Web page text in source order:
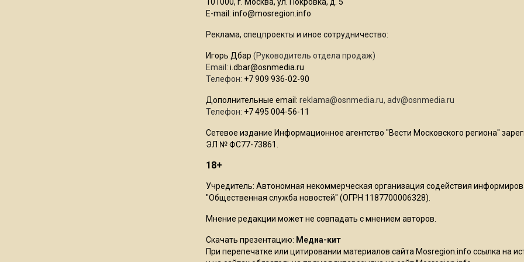
E-mail: info@mosregion.info
Реклама, спецпроекты и иное сотрудничество:
Игорь Дбар (Руководитель отдела продаж)
Email: i.dbar@osnmedia.ru
Телефон: +7 909 936-02-90
Дополнительные email: reklama@osnmedia.ru, adv@osnmedia.ru
Телефон: +7 495 004-56-11
Сетевое издание Информационное агентство "Вести Московского региона"
ЭЛ № ФС77-73861.
18+
Учредитель: Автономная некоммерческая организация содействия
"Общественная служба новостей" (ОГРН 1187700006328).
Мнение редакции может не совпадать с мнением авторов.
Скачать презентацию: Медиа-кит
При перепечатке или цитировании материалов сайта Mosregion.info ссылка на